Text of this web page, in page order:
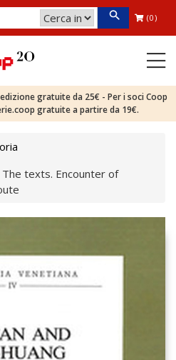
(0)
gratuite da 25€ - Per i soci Coop
gratuite a partire da 19€.
texts. Encounter of